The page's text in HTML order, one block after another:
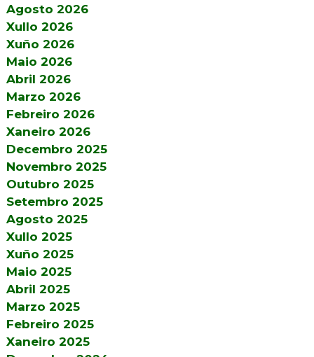
Agosto 2026
Xullo 2026
Xuño 2026
Maio 2026
Abril 2026
Marzo 2026
Febreiro 2026
Xaneiro 2026
Decembro 2025
Novembro 2025
Outubro 2025
Setembro 2025
Agosto 2025
Xullo 2025
Xuño 2025
Maio 2025
Abril 2025
Marzo 2025
Febreiro 2025
Xaneiro 2025